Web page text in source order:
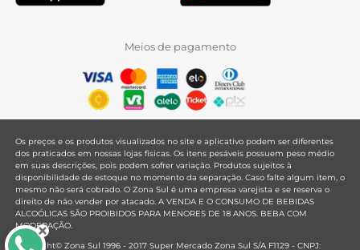
Meios de pagamento
Os preços e os produtos visualizados no site e aplicativo podem ser diferentes
dos praticados em nossas lojas físicas. Os itens pesáveis possuem peso médio
em suas descrições, pois podem sofrer variação. Produtos sujeitos à
disponibilidade de estoque no momento da separação. Caso falte algum item, o
mesmo não será cobrado. O Zona Sul é uma empresa varejista e se reserva o
direito de não vender por atacado. A VENDA E O CONSUMO DE BEBIDAS
ALCOÓLICAS SÃO PROIBIDOS PARA MENORES DE 18 ANOS. BEBA COM
MODERAÇÃO.
Copyright© Zona Sul 1996 - 2017 Super Mercado Zona Sul S/A F1129 - CNPJ: